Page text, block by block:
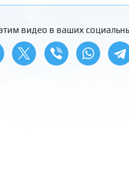
видео в ваших